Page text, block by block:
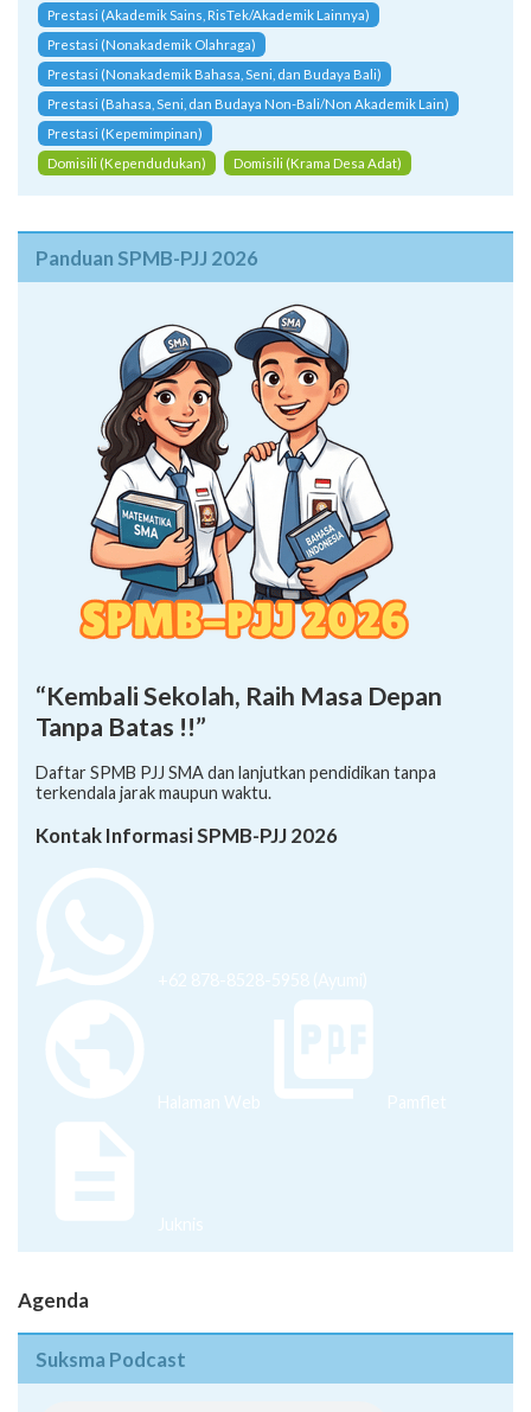
Prestasi (Akademik Sains, RisTek/Akademik Lainnya)
Prestasi (Nonakademik Olahraga)
Prestasi (Nonakademik Bahasa, Seni, dan Budaya Bali)
Prestasi (Bahasa, Seni, dan Budaya Non-Bali/Non Akademik Lain)
Prestasi (Kepemimpinan)
Domisili (Kependudukan)
Domisili (Krama Desa Adat)
Panduan SPMB-PJJ 2026
“Kembali Sekolah, Raih Masa Depan
Tanpa Batas !!”
Daftar SPMB PJJ SMA dan lanjutkan pendidikan tanpa
terkendala jarak maupun waktu.
Kontak Informasi SPMB-PJJ 2026
+62 878-8528-5958 (Ayumi)
Halaman Web Pamflet
Juknis
Agenda
Suksma Podcast